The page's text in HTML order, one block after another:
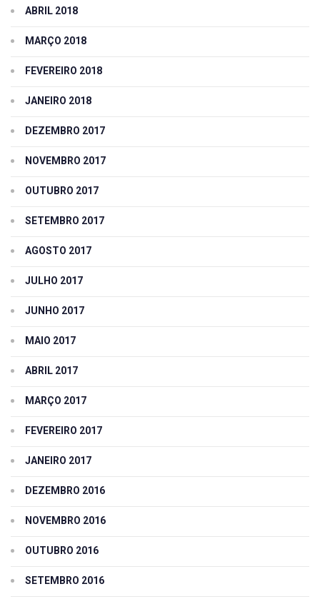
ABRIL 2018
MARÇO 2018
FEVEREIRO 2018
JANEIRO 2018
DEZEMBRO 2017
NOVEMBRO 2017
OUTUBRO 2017
SETEMBRO 2017
AGOSTO 2017
JULHO 2017
JUNHO 2017
MAIO 2017
ABRIL 2017
MARÇO 2017
FEVEREIRO 2017
JANEIRO 2017
DEZEMBRO 2016
NOVEMBRO 2016
OUTUBRO 2016
SETEMBRO 2016